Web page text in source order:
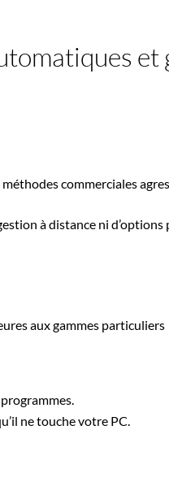
et
commerciales
à distance ni d’options
aux gammes particuliers
ne touche votre PC.